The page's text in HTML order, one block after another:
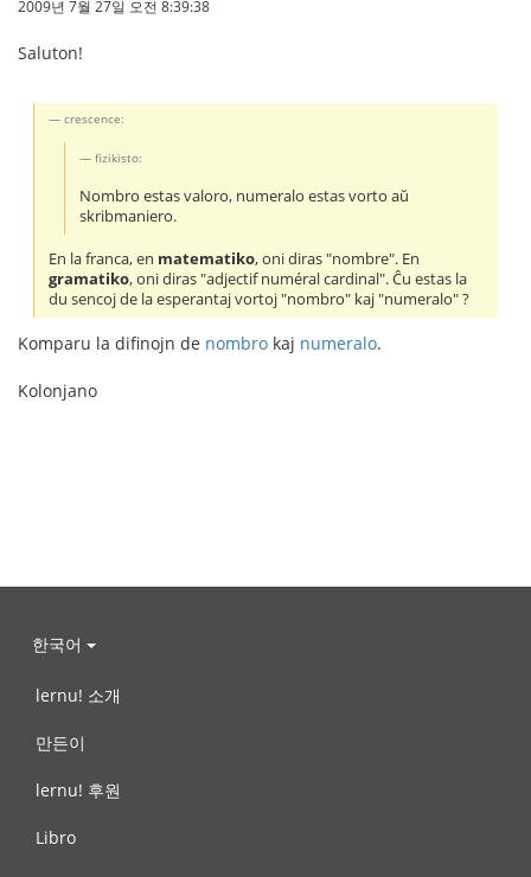
2009년 7월 27일 오전 8:39:38
Saluton!
crescence:
fizikisto:
Nombro estas valoro, numeralo estas vorto aŭ
skribmaniero.
En la franca, en matematiko, oni diras "nombre". En
gramatiko, oni diras "adjectif numéral cardinal". Ĉu estas la
du sencoj de la esperantaj vortoj "nombro" kaj "numeralo" ?
Komparu la difinojn de nombro kaj numeralo.
Kolonjano
한국어
lernu! 소개
만든이
lernu! 후원
Libro